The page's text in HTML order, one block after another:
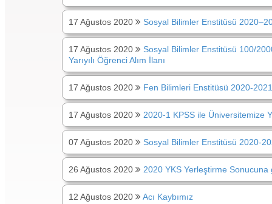
17 Ağustos 2020 Sosyal Bilimler Enstitüsü
17 Ağustos 2020
Sosyal Bilimler Enstitüsü 100/
Yarıyılı Öğrenci Alım İlanı
17 Ağustos 2020 Fen Bilimleri Enstitüsü 2020-2021
17 Ağustos 2020 2020-1 KPSS ile Üniversitemize
07 Ağustos 2020 Sosyal Bilimler Enstitüsü 2020-
26 Ağustos 2020 2020 YKS Yerleştirme
12 Ağustos 2020 Acı Kaybımız